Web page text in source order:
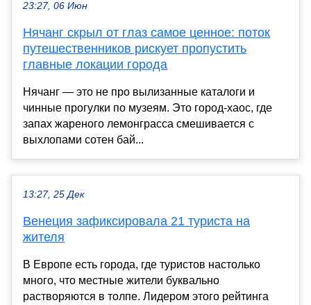
23:27, 06 Июн
Нячанг скрыл от глаз самое ценное: поток
путешественников рискует пропустить
главные локации города
Нячанг — это не про вылизанные каталоги и
чинные прогулки по музеям. Это город-хаос, где
запах жареного лемонграсса смешивается с
выхлопами сотен бай...
13:27, 25 Дек
Венеция зафиксировала 21 туриста на
жителя
В Европе есть города, где туристов настолько
много, что местные жители буквально
растворяются в толпе. Лидером этого рейтинга